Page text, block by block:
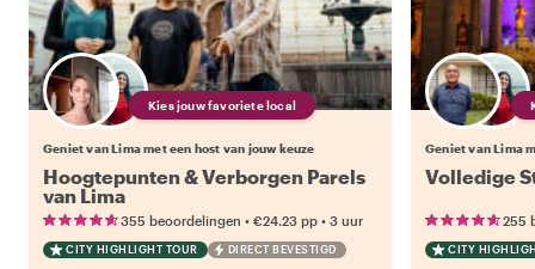
Kies jouw favoriete local
Geniet van Lima met een host van jouw keuze
Hoogtepunten & Verborgen Parels
van Lima
355 beoordelingen • €24.23 pp • 3 uur
CITY HIGHLIGHT TOUR DIRECT BEVESTIGD
Geniet van Lima
Volledige
255
CITY